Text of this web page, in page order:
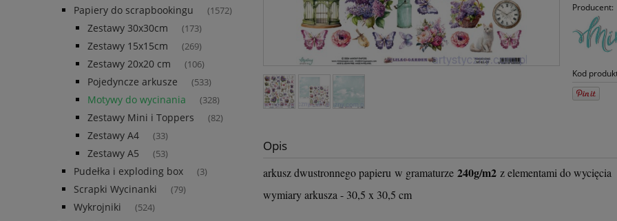
Papiery do scrapbookingu (1572)
Zestawy 30x30cm (173)
Zestawy 15x15cm (269)
Zestawy 20x20 cm (106)
Pojedyncze arkusze (533)
Motywy do wycinania (328)
Zestawy Mini i Toppers (82)
Zestawy A4 (33)
Zestawy A5 (53)
Pudełka i exploding box (3)
Scrapki Wycinanki (79)
Wykrojniki (524)
Producent:
Kod
Opis
arkusz dwustronnego papieru w gramaturze 240g/m2 z elementami do wycięcia
wymiary arkusza - 30,5 x 30,5 cm